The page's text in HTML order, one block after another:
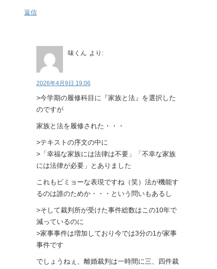
返信
味くん より:
2026年4月9日 19:06
>今学期の履修科目に『家族と法』を選択した
のですが
家族と法を履修された・・・
>テキストの序文の中に
>「幸福な家族には法律は不要」「不幸な家族
には法律が必要」とありました
これもビミョーな表現ですね（笑）法が機能す
るのは誰のためか・・・という問いもあるし
>そして裁判所が受けた事件総数はこの10年で
減っているのに
>家事事件は増加しており今では3分の1が家事
事件です
でしょうねぇ、離婚裁判は一時間に三、四件裁